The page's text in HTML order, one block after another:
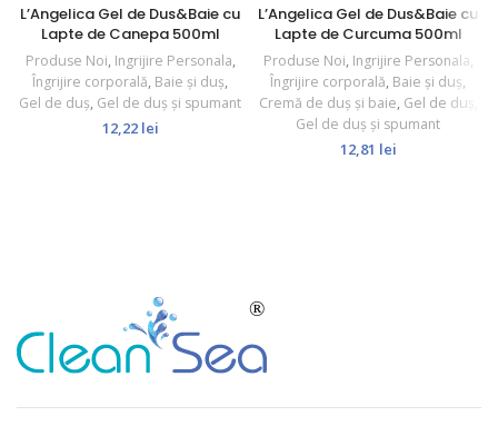
L’Angelica Gel de Dus&Baie cu
Lapte de Canepa 500ml
Produse Noi, Ingrijire Personala,
Îngrijire corporală, Baie și duș,
Gel de duș, Gel de duș și spumant
12,22 lei
L’Angelica Gel de Dus&Baie cu
Lapte de Curcuma 500ml
Produse Noi, Ingrijire Personala,
Îngrijire corporală, Baie și duș,
Cremă de duș și baie, Gel de duș
Gel de duș și spumant
12,81 lei